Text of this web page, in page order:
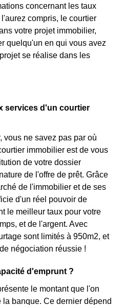
concernant les taux
l'aurez compris, le courtier
votre projet immobilier,
quelqu'un en qui vous avez
se réalise dans les
services d'un courtier
vous ne savez pas par où
immobilier est de vous
de votre dossier
de l'offre de prêt. Grâce
de l'immobilier et de ses
d'un réel pouvoir de
le meilleur taux pour votre
et de l'argent. Avec
sont limités à 950m2, et
négociation réussie !
d'emprunt ?
le montant que l'on
la banque. Ce dernier dépend